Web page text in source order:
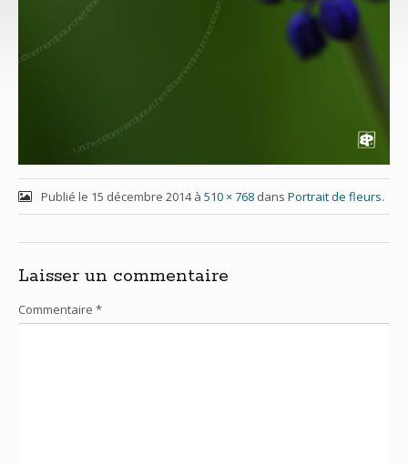
Publié le 15 décembre 2014à 510 × 768dans Portrait de fleurs.
Laisser un commentaire
Commentaire *